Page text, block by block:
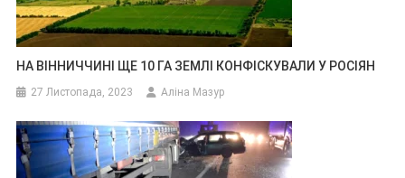
НА ВІННИЧЧИНІ ЩЕ 10 ГА ЗЕМЛІ КОНФІСКУВАЛИ У РОСІЯН
27 Листопада, 2023 Аліна Мазур